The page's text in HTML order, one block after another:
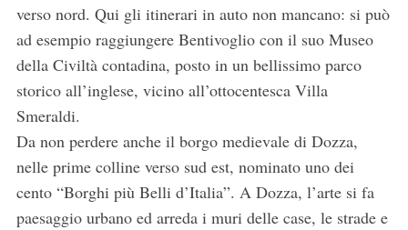
verso nord. Qui gli itinerari in auto non mancano: si può
ad esempio raggiungere Bentivoglio con il suo Museo
della Civiltà contadina, posto in un bellissimo parco
storico all’inglese, vicino all’ottocentesca Villa
Smeraldi.
Da non perdere anche il borgo medievale di Dozza,
nelle prime colline verso sud est, nominato uno dei
cento “Borghi più Belli d’Italia”. A Dozza, l’arte si fa
paesaggio urbano ed arreda i muri delle case, le strade e